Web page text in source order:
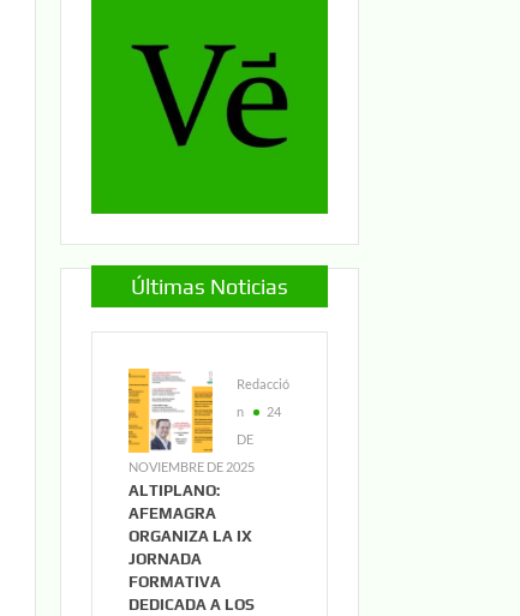
Últimas Noticias
Redacció
n
24
DE
NOVIEMBRE DE 2025
ALTIPLANO:
AFEMAGRA
ORGANIZA LA IX
JORNADA
FORMATIVA
DEDICADA A LOS